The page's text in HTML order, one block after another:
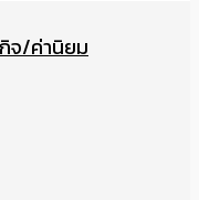
จ/ค่านิยม